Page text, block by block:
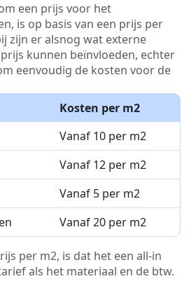
een prijs voor het
is op basis van een prijs per
zijn er alsnog wat externe
kunnen beïnvloeden, echter
eenvoudig de kosten voor de
Kosten per m2
Vanaf 10 per m2
Vanaf 12 per m2
Vanaf 5 per m2
Vanaf 20 per m2
per m2, is dat het een all-in
als het materiaal en de btw.